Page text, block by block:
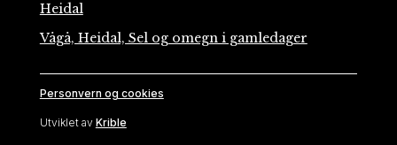
Heidal
Vågå, Heidal, Sel og omegn i gamledager
Personvern og cookies
Utviklet av Krible